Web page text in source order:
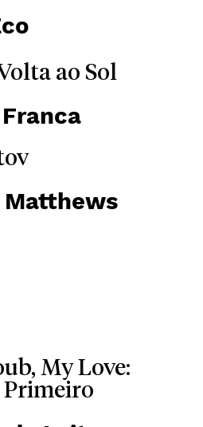
ao Sol
My Love:
Primeiro